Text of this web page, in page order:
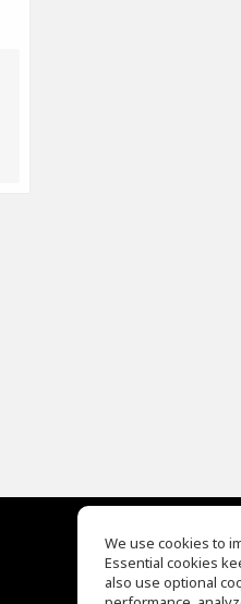
EQ Ear Training
Drum Machine
We use cookies to
Essential cookies
also use optional